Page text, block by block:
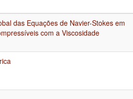
das Equações de Navier-Stokes em
com a Viscosidade